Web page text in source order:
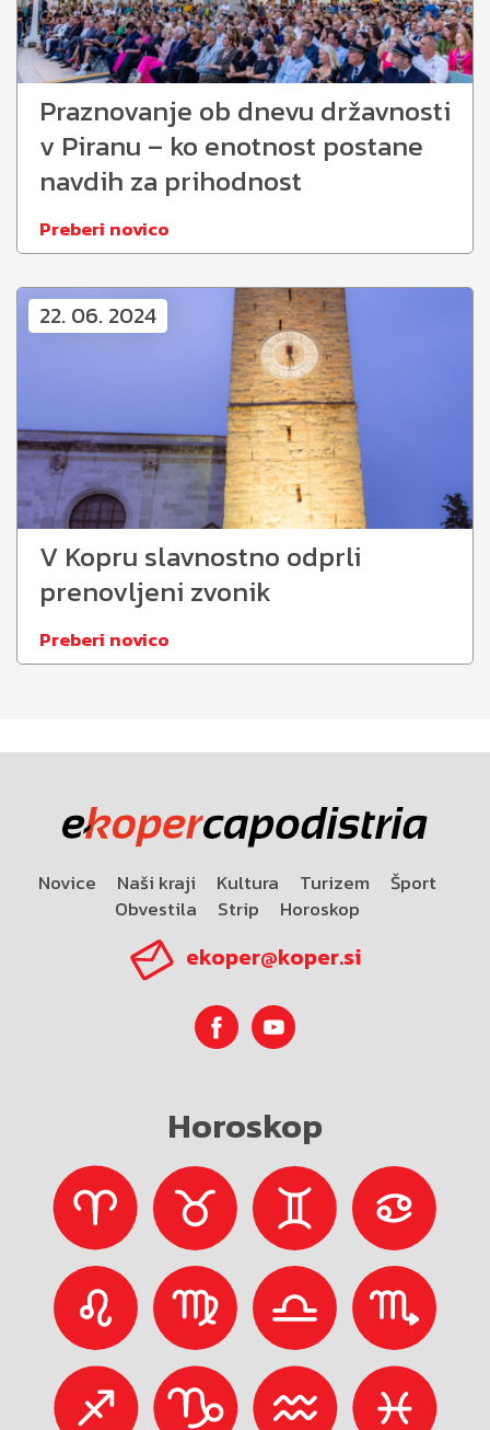
Praznovanje ob dnevu državnosti
v Piranu – ko enotnost postane
navdih za prihodnost
Preberi novico
22. 06. 2024
V Kopru slavnostno odprli
prenovljeni zvonik
Preberi novico
Novice Naši kraji Kultura Turizem
Šport
Obvestila
Strip Horoskop
ekoper@koper.si
Horoskop